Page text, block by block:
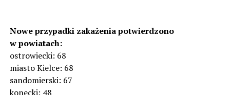
Nowe przypadki zakażenia potwierdzono
w powiatach:
ostrowiecki: 68
miasto Kielce: 68
sandomierski: 67
konecki: 48